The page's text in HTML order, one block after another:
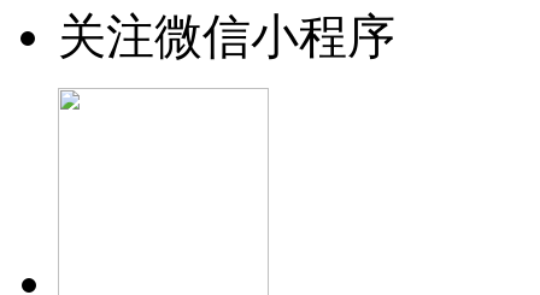
关注微信小程序